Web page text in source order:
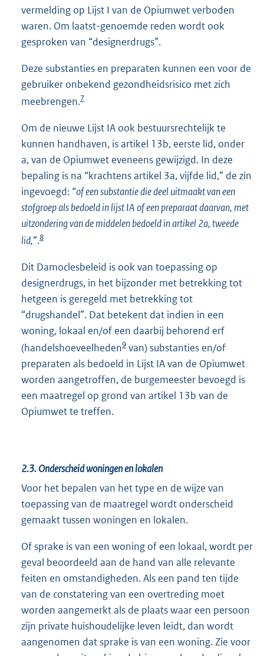
vermelding op Lijst I van de Opiumwet verboden
waren. Om laatst-genoemde reden wordt ook
gesproken van “designerdrugs”.
Deze substanties en preparaten kunnen een voor de
gebruiker onbekend gezondheidsrisico met zich
meebrengen.7
Om de nieuwe Lijst IA ook bestuursrechtelijk te
kunnen handhaven, is artikel 13b, eerste lid, onder
a, van de Opiumwet eveneens gewijzigd. In deze
bepaling is na “krachtens artikel 3a, vijfde lid,” de zin
ingevoegd: “of een substantie die deel uitmaakt van een
stofgroep als bedoeld in lijst IA of een preparaat daarvan, met
uitzondering van de middelen bedoeld in artikel 2a, tweede
lid,”.8
Dit Damoclesbeleid is ook van toepassing op
designerdrugs, in het bijzonder met betrekking tot
hetgeen is geregeld met betrekking tot
“drugshandel”. Dat betekent dat indien in een
woning, lokaal en/of een daarbij behorend erf
(handelshoeveelheden9 van) substanties en/of
preparaten als bedoeld in Lijst IA van de Opiumwet
worden aangetroffen, de burgemeester bevoegd is
een maatregel op grond van artikel 13b van de
Opiumwet te treffen.
2.3.Onderscheid woningen en lokalen
Voor het bepalen van het type en de wijze van
toepassing van de maatregel wordt onderscheid
gemaakt tussen woningen en lokalen.
Of sprake is van een woning of een lokaal, wordt per
geval beoordeeld aan de hand van alle relevante
feiten en omstandigheden. Als een pand ten tijde
van de constatering van een overtreding moet
worden aangemerkt als de plaats waar een persoon
zijn private huishoudelijke leven leidt, dan wordt
aangenomen dat sprake is van een woning. Zie voor